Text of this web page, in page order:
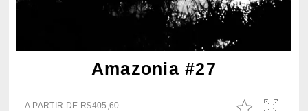
Amazonia #27
A PARTIR DE R$405,60